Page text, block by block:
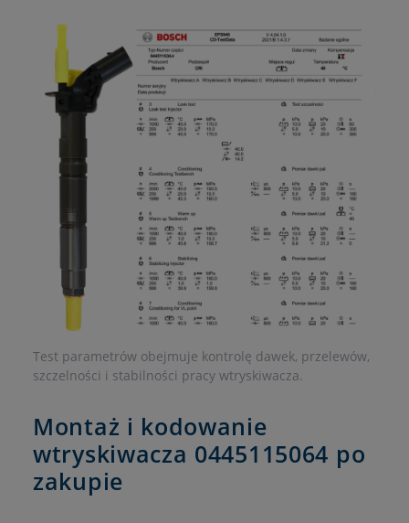
Test parametrów obejmuje kontrolę dawek, przelewów,
szczelności i stabilności pracy wtryskiwacza.
Montaż i kodowanie
wtryskiwacza 0445115064 po
zakupie